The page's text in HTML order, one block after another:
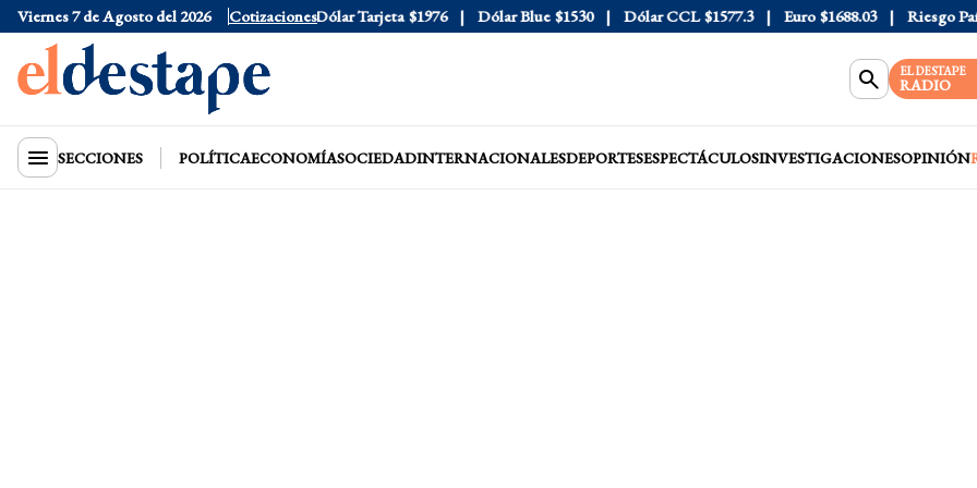
Viernes 7 de Agosto del 2026 Cotizaciones
Dólar Oficial $1520 Dólar Tarjeta $1976 Dólar Blue $1530 Dólar CCL $1577.3 Euro $1688.03 Riesgo País
EL DESTAPE
RADIO
SECCIONES POLÍTICAECONOMÍASOCIEDADINTERNACIONALESDEPORTESESPECTÁCULOSINVESTIGACIONESOPINIÓN